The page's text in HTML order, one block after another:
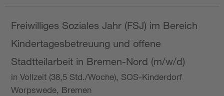
Freiwilliges Soziales Jahr (FSJ) im Bereich
Kindertagesbetreuung und offene
Stadtteilarbeit in Bremen-Nord (m/w/d)
in Vollzeit (38,5 Std./Woche), SOS-Kinderdorf
Worpswede, Bremen